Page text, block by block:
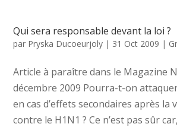
Qui sera responsable devant la loi ?
par Pryska Ducoeurjoly | 31 Oct 2009 |
Article à paraître dans le Magazine
décembre 2009 Pourra-t-on
en cas d’effets secondaires après la
contre le H1N1 ? Ce n’est pas sûr